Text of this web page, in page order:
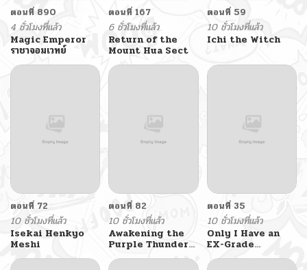
ตอนที่ 890
4 ชั่วโมงที่แล้ว
Magic Emperor
ราชาจอมเวทย์
ตอนที่ 167
6 ชั่วโมงที่แล้ว
Return of the
Mount Hua Sect
ตอนที่ 59
10 ชั่วโมงที่แล้ว
Ichi the Witch
ตอนที่ 72
10 ชั่วโมงที่แล้ว
Isekai Henkyo
Meshi
ตอนที่ 82
10 ชั่วโมงที่แล้ว
Awakening the
Purple Thunder
at the Beginning
ตอนที่ 35
10 ชั่วโมงที่แล้ว
Only I Have an
EX-Grade
Summon